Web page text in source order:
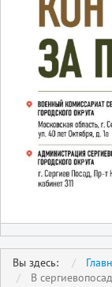
Вы здесь:
В